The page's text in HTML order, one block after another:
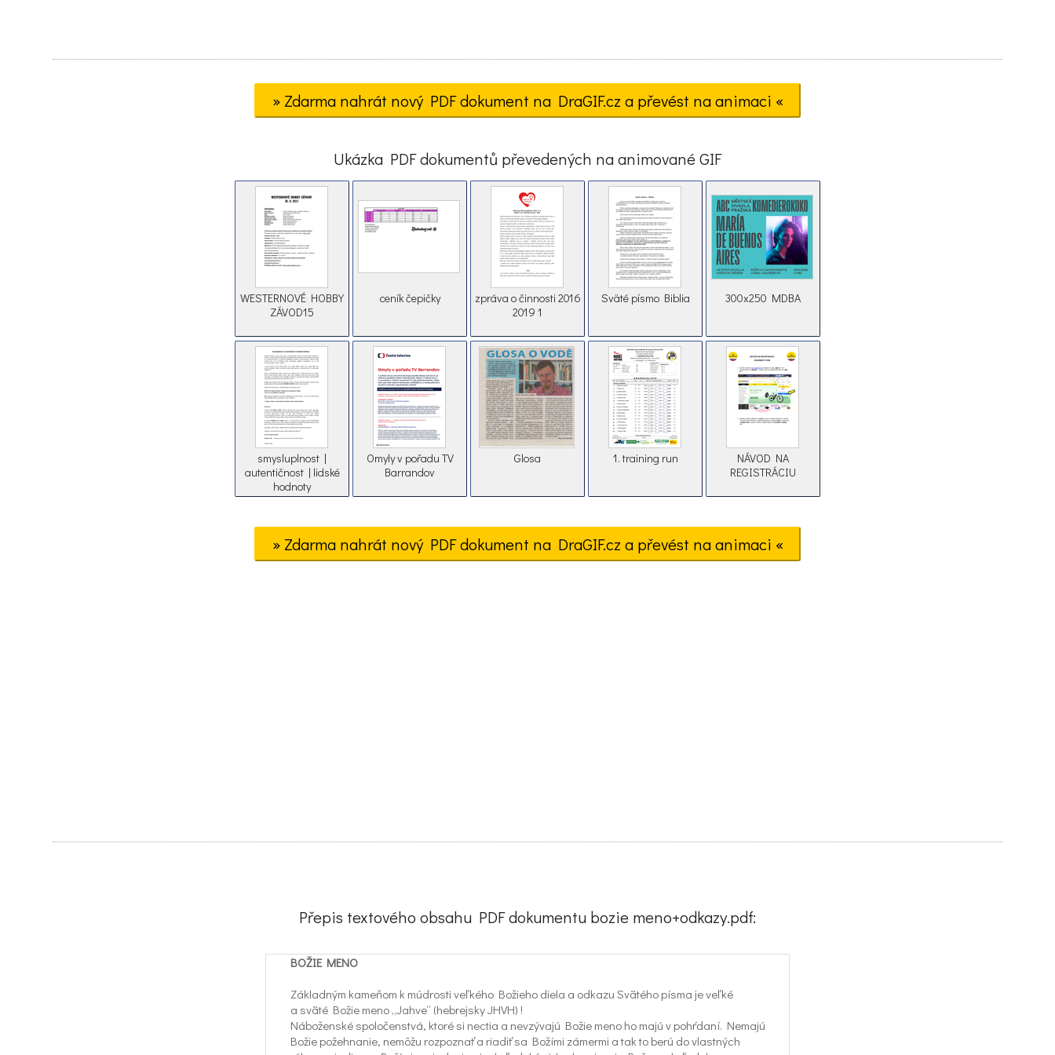
» Zdarma nahrát nový PDF dokument na DraGIF.cz a převést na animaci «
Ukázka PDF dokumentů převedených na animované GIF
WESTERNOVÉ HOBBY
ZÁVOD15
ceník čepičky
zpráva o činnosti 2016
2019 1
Sväté písmo Biblia 300x250 MDBA
smysluplnost |
autentičnost | lidské
hodnoty
Omyly v pořadu TV
Barrandov
Glosa 1. training run
NÁVOD NA
REGISTRÁCIU
» Zdarma nahrát nový PDF dokument na DraGIF.cz a převést na animaci «
Přepis textového obsahu PDF dokumentu bozie meno+odkazy.pdf:
BOŽIE MENO
Základným kameňom k múdrosti veľkého Božieho diela a odkazu Svätého písma je veľké
a sväté Božie meno „Jahve“ (hebrejsky JHVH) !
Náboženské spoločenstvá, ktoré si nectia a nevzývajú Božie meno ho majú v pohŕdaní. Nemajú
Božie požehnanie, nemôžu rozpoznať a riadiť sa Božími zámermi a tak to berú do vlastných